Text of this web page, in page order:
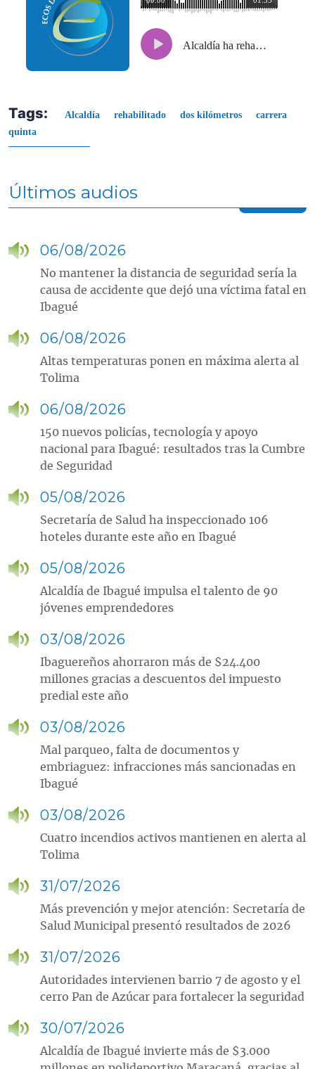
Alcaldía ha rehabilitado dos kilómetros de vía en la carrera Quinta
Tags: Alcaldía rehabilitado dos kilómetros
carrera
quinta
Últimos audios
06/08/2026
No mantener la distancia de seguridad sería la
causa de accidente que dejó una víctima fatal en
Ibagué
06/08/2026
Altas temperaturas ponen en máxima alerta al
Tolima
06/08/2026
150 nuevos policías, tecnología y apoyo
nacional para Ibagué: resultados tras la Cumbre
de Seguridad
05/08/2026
Secretaría de Salud ha inspeccionado 106
hoteles durante este año en Ibagué
05/08/2026
Alcaldía de Ibagué impulsa el talento de 90
jóvenes emprendedores
03/08/2026
Ibaguereños ahorraron más de $24.400
millones gracias a descuentos del impuesto
predial este año
03/08/2026
Mal parqueo, falta de documentos y
embriaguez: infracciones más sancionadas en
Ibagué
03/08/2026
Cuatro incendios activos mantienen en alerta al
Tolima
31/07/2026
Más prevención y mejor atención: Secretaría de
Salud Municipal presentó resultados de 2026
31/07/2026
Autoridades intervienen barrio 7 de agosto y el
cerro Pan de Azúcar para fortalecer la seguridad
30/07/2026
Alcaldía de Ibagué invierte más de $3.000